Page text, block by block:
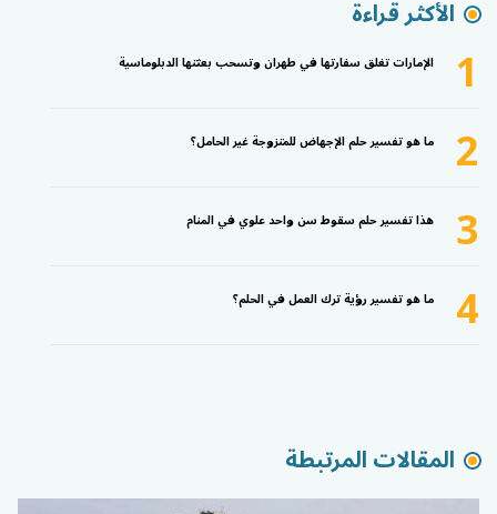
الأكثر قراءة
1 الإمارات تغلق سفارتها في طهران وتسحب بعثتها الدبلوماسية
2 ما هو تفسير حلم الإجهاض للمتزوجة غير الحامل؟
3 هذا تفسير حلم سقوط سن واحد علوي في المنام
4 ما هو تفسير رؤية ترك العمل في الحلم؟
المقالات المرتبطة